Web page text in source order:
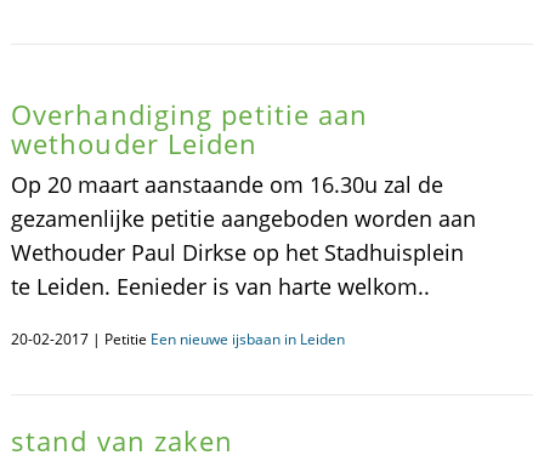
Overhandiging petitie aan
wethouder Leiden
Op 20 maart aanstaande om 16.30u zal de
gezamenlijke petitie aangeboden worden aan
Wethouder Paul Dirkse op het Stadhuisplein
te Leiden. Eenieder is van harte welkom..
20-02-2017 | Petitie Een nieuwe ijsbaan in Leiden
stand van zaken